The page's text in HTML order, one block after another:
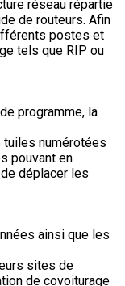
réseau répartie
de routeurs. Afin
postes et
tels que RIP ou
programme, la
tuiles numérotées
pouvant en
déplacer les
ainsi que les
sites de
de covoiturage